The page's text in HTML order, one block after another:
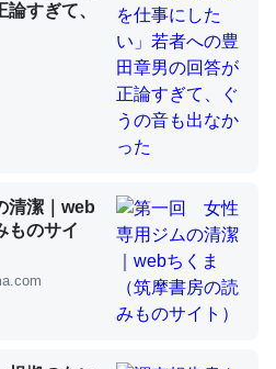
のでは」とあって面白い。海に
ウミグモ）はカルシウムを使わ
が、酵素が違うのか？
学の大問題＝「昆虫はなぜ海にいな
ウムを大量に使う脊椎動物と貝
腹足類だと殻を無くしてナメク
すぎて、
清潔｜web
ものサイ